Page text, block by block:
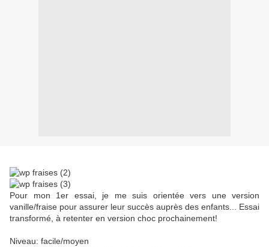
Pour mon 1er essai, je me suis orientée vers une version
vanille/fraise pour assurer leur succès auprès des enfants... Essai
transformé, à retenter en version choc prochainement!
Niveau: facile/moyen